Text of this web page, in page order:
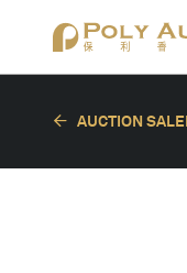
AUCTION